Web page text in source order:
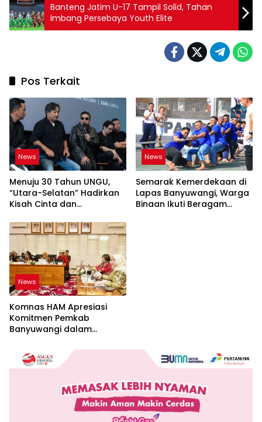
Banteng Jatim U-17 Tampil Solid, Tahan
Imbang Persebaya Youth Elite
Pos Terkait
News
Menuju 30 Tahun UNGU,
“Utara-Selatan” Hadirkan
Kisah Cinta dan
News
Semarak Kemerdekaan di
Lapas Banyuwangi, Warga
Binaan Ikuti Beragam
News
Komnas HAM Apresiasi
Komitmen Pemkab
Banyuwangi dalam
Hak Asasi Manusia